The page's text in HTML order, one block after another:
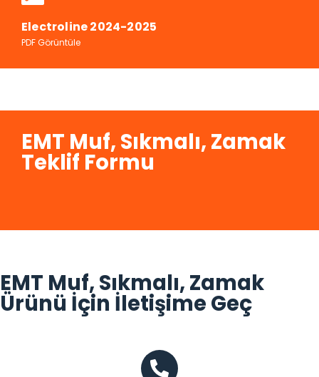
Electroline 2024-2025
PDF Görüntüle
EMT Muf, Sıkmalı, Zamak
Teklif Formu
EMT Muf, Sıkmalı, Zamak
Ürünü İçin İletişime Geç